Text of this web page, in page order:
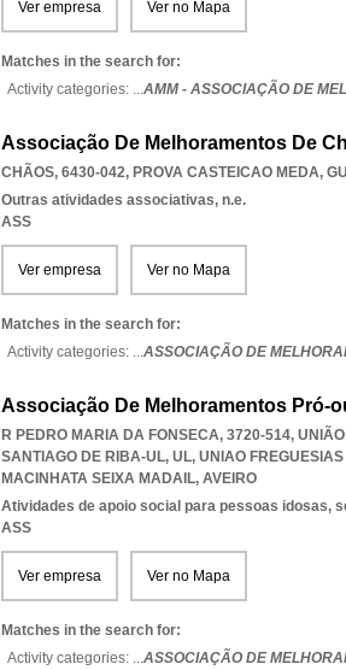
Ver empresa Ver no Mapa
Matches in the search for:
Activity categories: ...AMM - ASSOCIAÇÃO DE
Associação De Melhoramentos De
CHÃOS, 6430-042, PROVA CASTEICAO MEDA,
Outras atividades associativas, n.e.
ASS
Ver empresa Ver no Mapa
Matches in the search for:
Activity categories: ...ASSOCIAÇÃO DE
Associação De Melhoramentos Pró-
R PEDRO MARIA DA FONSECA, 3720-514,
SANTIAGO DE RIBA-UL, UL, UNIAO
MACINHATA SEIXA MADAIL, AVEIRO
Atividades de apoio social para pessoas idosas,
ASS
Ver empresa Ver no Mapa
Matches in the search for:
Activity categories: ...ASSOCIAÇÃO DE